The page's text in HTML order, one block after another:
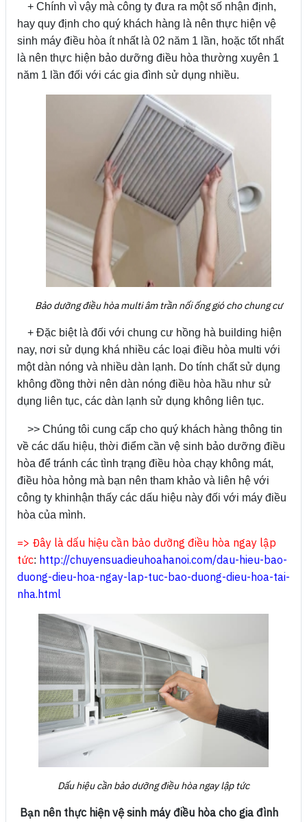
+ Chính vì vậy mà công ty đưa ra một số nhận định,
hay quy định cho quý khách hàng là nên thực hiện vệ
sinh máy điều hòa ít nhất là 02 năm 1 lần, hoặc tốt nhất
là nên thực hiện bảo dưỡng điều hòa thường xuyên 1
năm 1 lần đối với các gia đình sử dụng nhiều.
Bảo dưỡng điều hòa multi âm trần nối ống gió cho chung cư
+ Đặc biệt là đối với chung cư hồng hà building hiện
nay, nơi sử dụng khá nhiều các loại điều hòa multi với
một dàn nóng và nhiều dàn lạnh. Do tính chất sử dụng
không đồng thời nên dàn nóng điều hòa hầu như sử
dụng liên tục, các dàn lạnh sử dụng không liên tục.
>> Chúng tôi cung cấp cho quý khách hàng thông tin
về các dấu hiệu, thời điểm cần vệ sinh bảo dưỡng điều
hòa để tránh các tình trạng điều hòa chạy không mát,
điều hòa hỏng mà bạn nên tham khảo và liên hệ với
công ty khinhận thấy các dấu hiệu này đối với máy điều
hòa của mình.
=> Đây là dấu hiệu cần bảo dưỡng điều hòa ngay lập
tức: http://chuyensuadieuhoahanoi.com/dau-hieu-bao-
duong-dieu-hoa-ngay-lap-tuc-bao-duong-dieu-hoa-tai-
nha.html
Dấu hiệu cần bảo dưỡng điều hòa ngay lập tức
Bạn nên thực hiện vệ sinh máy điều hòa cho gia đình